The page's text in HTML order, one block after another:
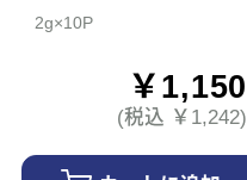
2g×10P
￥1,150
(税込 ￥1,242)